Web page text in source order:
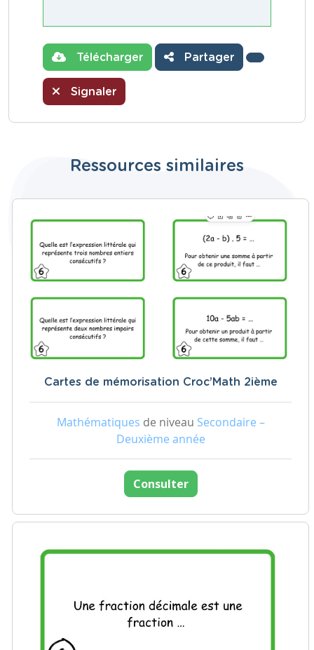
Télécharger Partager
Signaler
Ressources similaires
Cartes de mémorisation Croc’Math 2ième
Mathématiques de niveau Secondaire –
Deuxième année
Consulter